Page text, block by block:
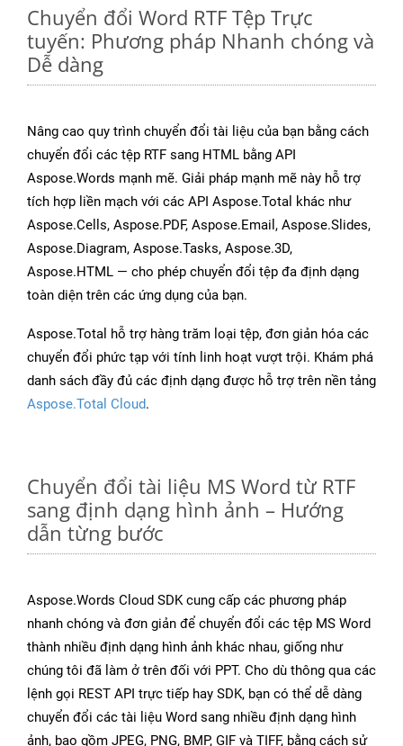
Chuyển đổi Word RTF Tệp Trực
tuyến: Phương pháp Nhanh chóng và
Dễ dàng
Nâng cao quy trình chuyển đổi tài liệu của bạn bằng cách
chuyển đổi các tệp RTF sang HTML bằng API
Aspose.Words mạnh mẽ. Giải pháp mạnh mẽ này hỗ trợ
tích hợp liền mạch với các API Aspose.Total khác như
Aspose.Cells, Aspose.PDF, Aspose.Email, Aspose.Slides,
Aspose.Diagram, Aspose.Tasks, Aspose.3D,
Aspose.HTML — cho phép chuyển đổi tệp đa định dạng
toàn diện trên các ứng dụng của bạn.
Aspose.Total hỗ trợ hàng trăm loại tệp, đơn giản hóa các
chuyển đổi phức tạp với tính linh hoạt vượt trội. Khám phá
danh sách đầy đủ các định dạng được hỗ trợ trên nền tảng
Aspose.Total Cloud.
Chuyển đổi tài liệu MS Word từ RTF
sang định dạng hình ảnh – Hướng
dẫn từng bước
Aspose.Words Cloud SDK cung cấp các phương pháp
nhanh chóng và đơn giản để chuyển đổi các tệp MS Word
thành nhiều định dạng hình ảnh khác nhau, giống như
chúng tôi đã làm ở trên đối với PPT. Cho dù thông qua các
lệnh gọi REST API trực tiếp hay SDK, bạn có thể dễ dàng
chuyển đổi các tài liệu Word sang nhiều định dạng hình
ảnh, bao gồm JPEG, PNG, BMP, GIF và TIFF, bằng cách sử